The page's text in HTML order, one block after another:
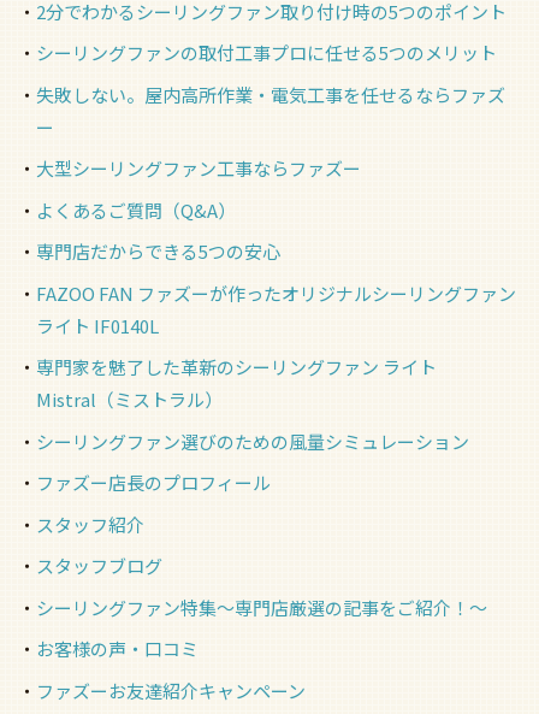
2分でわかるシーリングファン取り付け時の5つのポイント
シーリングファンの取付工事プロに任せる5つのメリット
失敗しない。屋内高所作業・電気工事を任せるならファズ
ー
大型シーリングファン工事ならファズー
よくあるご質問（Q&A）
専門店だからできる5つの安心
FAZOO FAN ファズーが作ったオリジナルシーリングファン
ライト IF0140L
専門家を魅了した革新のシーリングファン ライト
Mistral（ミストラル）
シーリングファン選びのための風量シミュレーション
ファズー店長のプロフィール
スタッフ紹介
スタッフブログ
シーリングファン特集～専門店厳選の記事をご紹介！～
お客様の声・口コミ
ファズーお友達紹介キャンペーン